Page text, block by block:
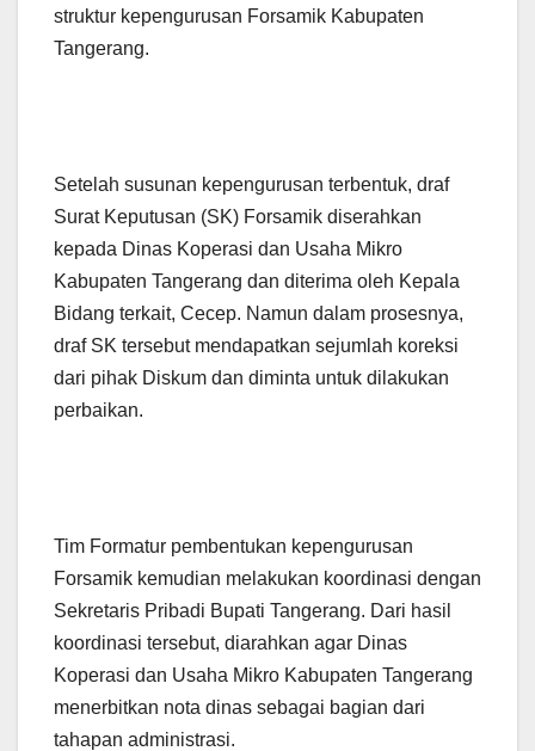
struktur kepengurusan Forsamik Kabupaten
Tangerang.
‎Setelah susunan kepengurusan terbentuk, draf
Surat Keputusan (SK) Forsamik diserahkan
kepada Dinas Koperasi dan Usaha Mikro
Kabupaten Tangerang dan diterima oleh Kepala
Bidang terkait, Cecep. Namun dalam prosesnya,
draf SK tersebut mendapatkan sejumlah koreksi
dari pihak Diskum dan diminta untuk dilakukan
perbaikan.
‎Tim Formatur pembentukan kepengurusan
Forsamik kemudian melakukan koordinasi dengan
Sekretaris Pribadi Bupati Tangerang. Dari hasil
koordinasi tersebut, diarahkan agar Dinas
Koperasi dan Usaha Mikro Kabupaten Tangerang
menerbitkan nota dinas sebagai bagian dari
tahapan administrasi.